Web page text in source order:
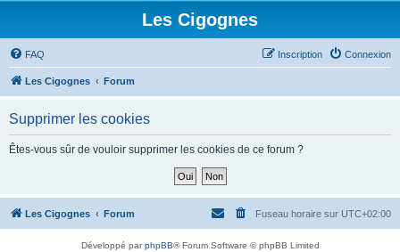
Les Cigognes
FAQ Connexion
Inscription
Les Cigognes Forum
Supprimer les cookies
Êtes-vous sûr de vouloir supprimer les cookies de ce forum ?
Les Cigognes Forum Fuseau horaire sur UTC+02:00
Développé parphpBB® Forum Software © phpBB Limited